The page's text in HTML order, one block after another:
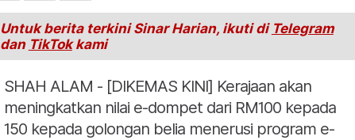
Untuk berita terkini Sinar Harian, ikuti di Telegram
dan TikTokkami
SHAH ALAM - [DIKEMAS KINI] Kerajaan akan
meningkatkan nilai e-dompet dari RM100 kepada
150 kepada golongan belia menerusi program e-